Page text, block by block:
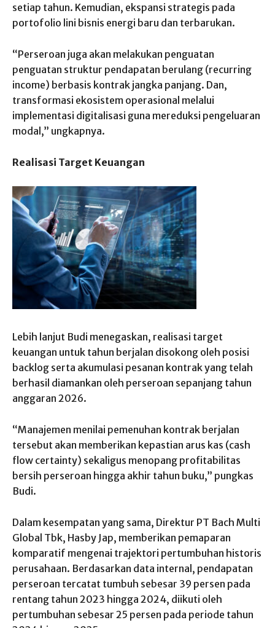
setiap tahun. Kemudian, ekspansi strategis pada
portofolio lini bisnis energi baru dan terbarukan.
“Perseroan juga akan melakukan penguatan
penguatan struktur pendapatan berulang (recurring
income) berbasis kontrak jangka panjang. Dan,
transformasi ekosistem operasional melalui
implementasi digitalisasi guna mereduksi pengeluaran
modal,” ungkapnya.
Realisasi Target Keuangan
Lebih lanjut Budi menegaskan, realisasi target
keuangan untuk tahun berjalan disokong oleh posisi
backlog serta akumulasi pesanan kontrak yang telah
berhasil diamankan oleh perseroan sepanjang tahun
anggaran 2026.
“Manajemen menilai pemenuhan kontrak berjalan
tersebut akan memberikan kepastian arus kas (cash
flow certainty) sekaligus menopang profitabilitas
bersih perseroan hingga akhir tahun buku,” pungkas
Budi.
Dalam kesempatan yang sama, Direktur PT Bach Multi
Global Tbk, Hasby Jap, memberikan pemaparan
komparatif mengenai trajektori pertumbuhan historis
perusahaan. Berdasarkan data internal, pendapatan
perseroan tercatat tumbuh sebesar 39 persen pada
rentang tahun 2023 hingga 2024, diikuti oleh
pertumbuhan sebesar 25 persen pada periode tahun